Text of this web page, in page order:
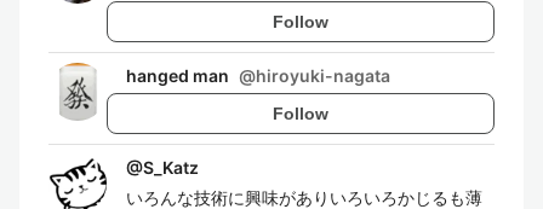
Follow
hanged man @hiroyuki-nagata
Follow
@S_Katz
いろんな技術に興味がありいろいろかじるも薄